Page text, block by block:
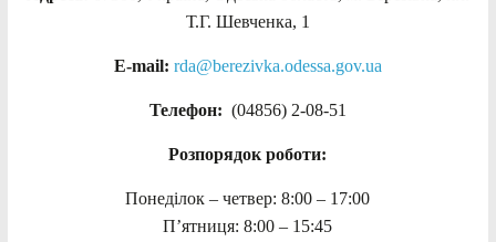
Т.Г. Шевченка, 1
E-mail: rda@berezivka.odessa.gov.ua
Телефон: (04856) 2-08-51
Розпорядок роботи:
Понеділок – четвер: 8:00 – 17:00
П’ятниця: 8:00 – 15:45